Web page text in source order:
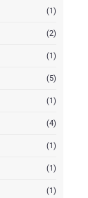
(1)
(2)
(1)
(5)
(1)
(4)
(1)
(1)
(1)